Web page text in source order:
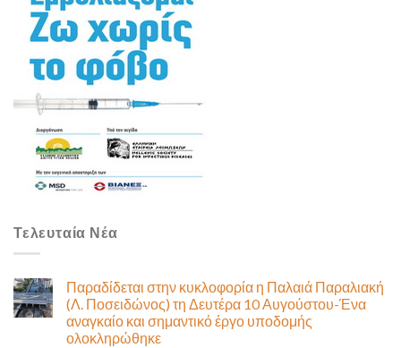
Τελευταία Νέα
Παραδίδεται στην κυκλοφορία η Παλαιά Παραλιακή
(Λ. Ποσειδώνος) τη Δευτέρα 10 Αυγούστου-Ένα
αναγκαίο και σημαντικό έργο υποδομής
ολοκληρώθηκε